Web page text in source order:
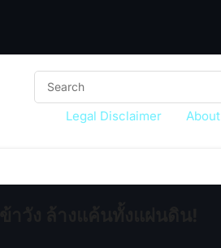
Legal Disclaimer About